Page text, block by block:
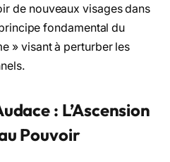
de nouveaux visages dans
fondamental du
» visant à perturber les
: L’Ascension
Pouvoir